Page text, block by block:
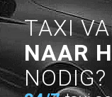
TAXI
NAAR
NODIG?